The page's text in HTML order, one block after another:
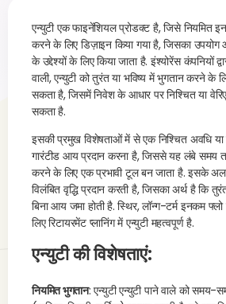
एन्युटी एक फाइनेंशियल प्रोडक्ट है, जिसे नियमित
करने के लिए डिज़ाइन किया गया है, जिसका उपयोग
के उद्देश्यों के लिए किया जाता है. इंश्योरेंस कंपनियों
वाली, एन्युटी को तुरंत या भविष्य में भुगतान करने के
सकता है, जिसमें निवेश के आधार पर निश्चित या
सकता है.
इसकी प्रमुख विशेषताओं में से एक निश्चित अवधि
गारंटीड आय प्रदान करना है, जिससे यह लंबे समय
करने के लिए एक प्रभावी टूल बन जाता है. इसके
विलंबित वृद्धि प्रदान करती है, जिसका अर्थ है कि
बिना आय जमा होती है. स्थिर, लॉन्ग-टर्म इनकम
लिए रिटायरमेंट प्लानिंग में एन्युटी महत्वपूर्ण है.
एन्युटी की विशेषताएं:
नियमित भुगतान: एन्युटी एन्युटी पाने वाले को समय-